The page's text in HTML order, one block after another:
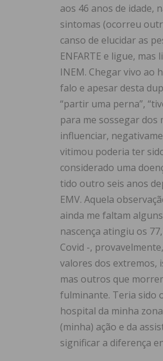
aos 46 anos de idade,
sintomas (ocorreu
canso de elucidar as
ENFARTE e ligue,
INEM. Chegar vivo ao
falo e apesar desta
“partir uma perna”,
para me sossegar dos
influenciar,
vitimou poderia ter
considerado uma
tido outro seis anos
EMV. Aquela
ainda me faltam
nascença atingiu os
Covid -,
valores dos extremos,
mas outros que
fulminante. Teria sido
hospital da minha
(minha) ação e da
significar a diferença